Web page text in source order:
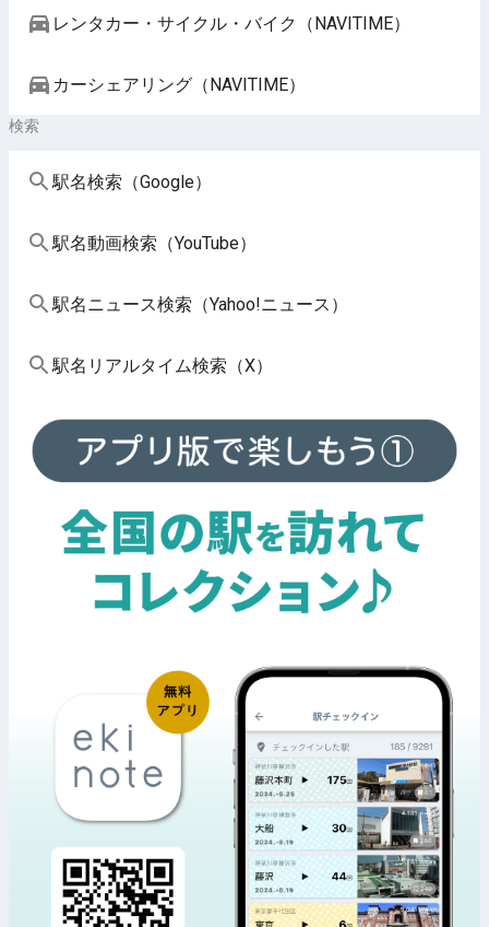
レンタカー・サイクル・バイク（NAVITIME）
カーシェアリング（NAVITIME）
検索
駅名検索（Google）
駅名動画検索（YouTube）
駅名ニュース検索（Yahoo!ニュース）
駅名リアルタイム検索（X）